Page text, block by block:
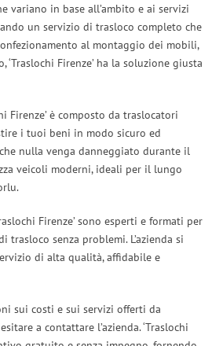
variano in base all’ambito e ai servizi
un servizio di trasloco completo che
al montaggio dei mobili,
‘Traslochi Firenze’ ha la soluzione giusta
Firenze’ è composto da traslocatori
i tuoi beni in modo sicuro ed
nulla venga danneggiato durante il
veicoli moderni, ideali per il lungo
Firenze’ sono esperti e formati per
trasloco senza problemi. L’azienda si
di alta qualità, affidabile e
sui costi e sui servizi offerti da
a contattare l’azienda. ‘Traslochi